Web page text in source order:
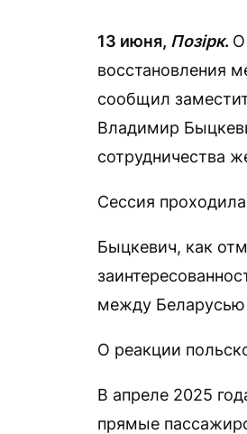
13 июня, Позірк. О
восстановления
сообщил
Владимир
сотрудничества
Сессия
Быцкевич, как
между Беларусью
О реакции
В апреле 2025
прямые